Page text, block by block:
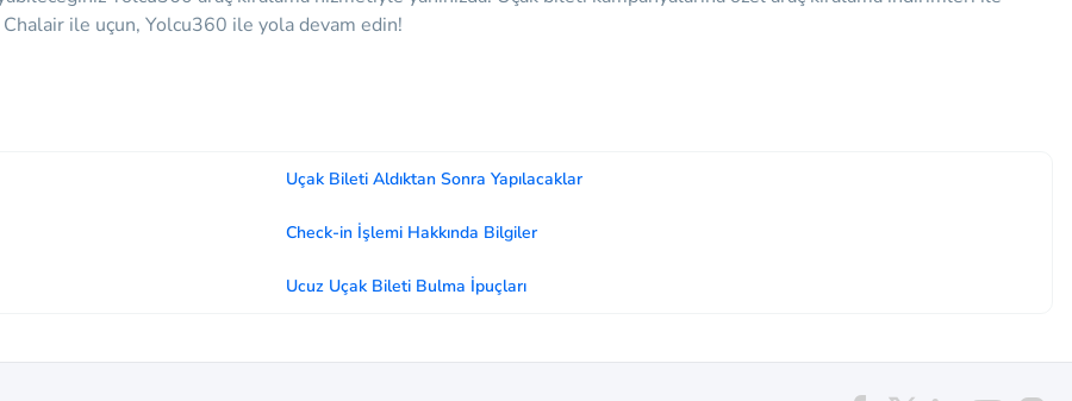
ile uçun, Yolcu360 ile yola devam edin!
Uçak Bileti Aldıktan Sonra Yapılacaklar
Check-in İşlemi Hakkında Bilgiler
Ucuz Uçak Bileti Bulma İpuçları